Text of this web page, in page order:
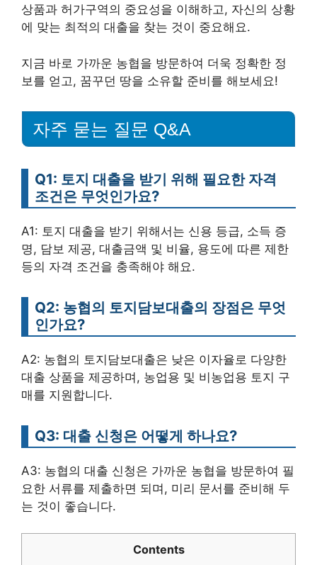
상품과 허가구역의 중요성을 이해하고, 자신의 상황
에 맞는 최적의 대출을 찾는 것이 중요해요.
지금 바로 가까운 농협을 방문하여 더욱 정확한 정
보를 얻고, 꿈꾸던 땅을 소유할 준비를 해보세요!
자주 묻는 질문 Q&A
Q1: 토지 대출을 받기 위해 필요한 자격
조건은 무엇인가요?
A1: 토지 대출을 받기 위해서는 신용 등급, 소득 증
명, 담보 제공, 대출금액 및 비율, 용도에 따른 제한
등의 자격 조건을 충족해야 해요.
Q2: 농협의 토지담보대출의 장점은 무엇
인가요?
A2: 농협의 토지담보대출은 낮은 이자율로 다양한
대출 상품을 제공하며, 농업용 및 비농업용 토지 구
매를 지원합니다.
Q3: 대출 신청은 어떻게 하나요?
A3: 농협의 대출 신청은 가까운 농협을 방문하여 필
요한 서류를 제출하면 되며, 미리 문서를 준비해 두
는 것이 좋습니다.
Contents